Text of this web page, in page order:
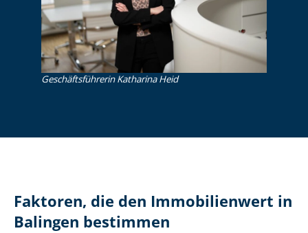
Ge­schäfts­füh­re­rin Katharina Heid
Faktoren, die den Immobilienwert in
Balingen bestimmen